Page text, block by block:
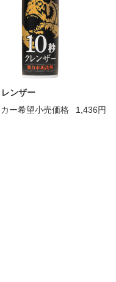
ンザー
ー希望小売価格
1,436円